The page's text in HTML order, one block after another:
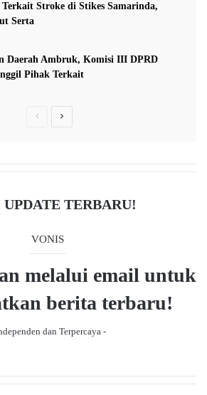
tidak dapat hanya mengandalkan
sangat dibutuhkan untuk
yang merugikan kepentingan
tetap berjalan dengan baik
Harun PLN
Stroke di Stikes Samarinda,
Serta
Daerah Ambruk, Komisi III DPRD
Pihak Terkait
PreviousNext
TERBARU!
VONIS
melalui email untuk
berita terbaru!
dan Terpercaya -